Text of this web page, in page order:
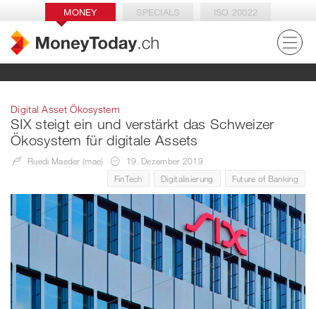
MONEY SPECIALS ISO 20022
Digital Asset Ökosystem
SIX steigt ein und verstärkt das Schweizer
Ökosystem für digitale Assets
Ruedi Maeder (mae)
19. Dezember 2019
FinTech
Digitalisierung Future of Banking